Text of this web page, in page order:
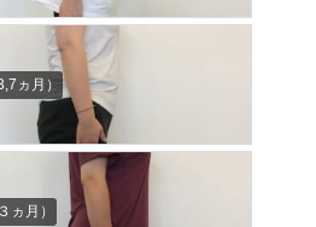
ヵ月）
ヵ月）